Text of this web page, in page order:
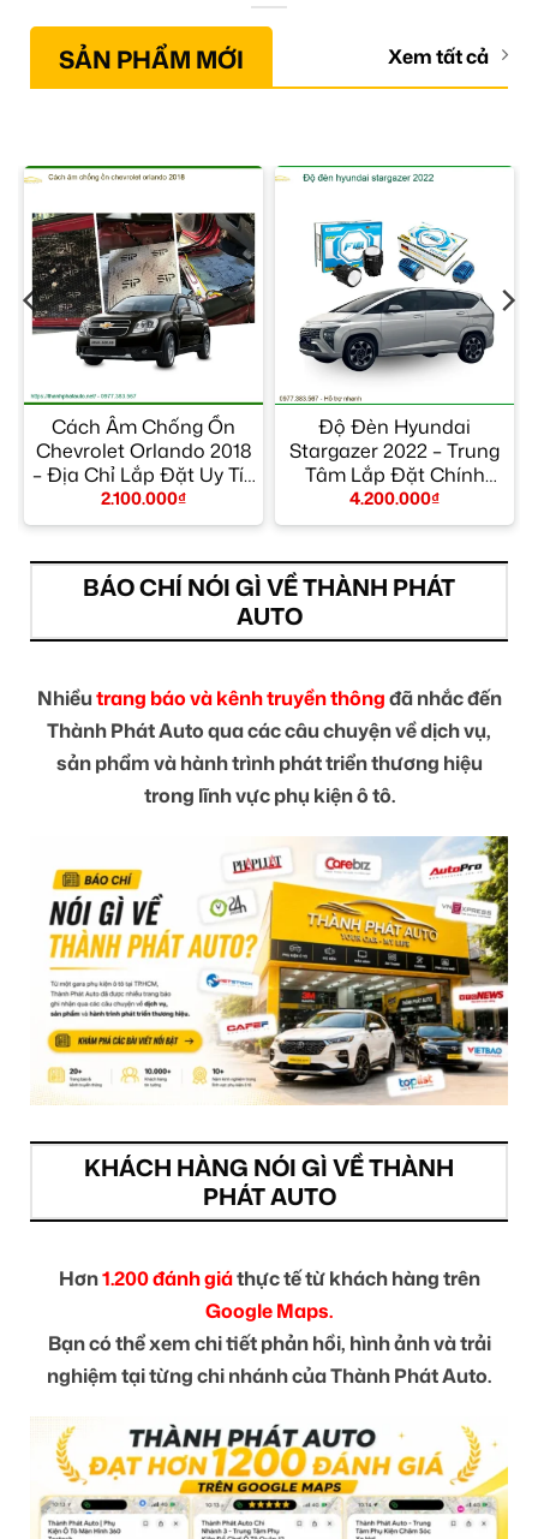
SẢN PHẨM MỚI Xem tất cả
Cách Âm Chống Ồn
Chevrolet Orlando 2018
– Địa Chỉ Lắp Đặt Uy Tín
TPHCM
2.100.000₫
Độ Đèn Hyundai
Stargazer 2022 – Trung
Tâm Lắp Đặt Chính
Hãng Giá Tốt TPHCM
4.200.000₫
BÁO CHÍ NÓI GÌ VỀ THÀNH PHÁT
AUTO
Nhiềutrang báo và kênh truyền thôngđã nhắc đến
Thành Phát Auto qua các câu chuyện về dịch vụ,
sản phẩm và hành trình phát triển thương hiệu
trong lĩnh vực phụ kiện ô tô.
KHÁCH HÀNG NÓI GÌ VỀ THÀNH
PHÁT AUTO
Hơn1.200 đánh giáthực tế từ khách hàng trên
Google Maps.
Bạn có thể xem chi tiết phản hồi, hình ảnh và trải
nghiệm tại từng chi nhánh của Thành Phát Auto.